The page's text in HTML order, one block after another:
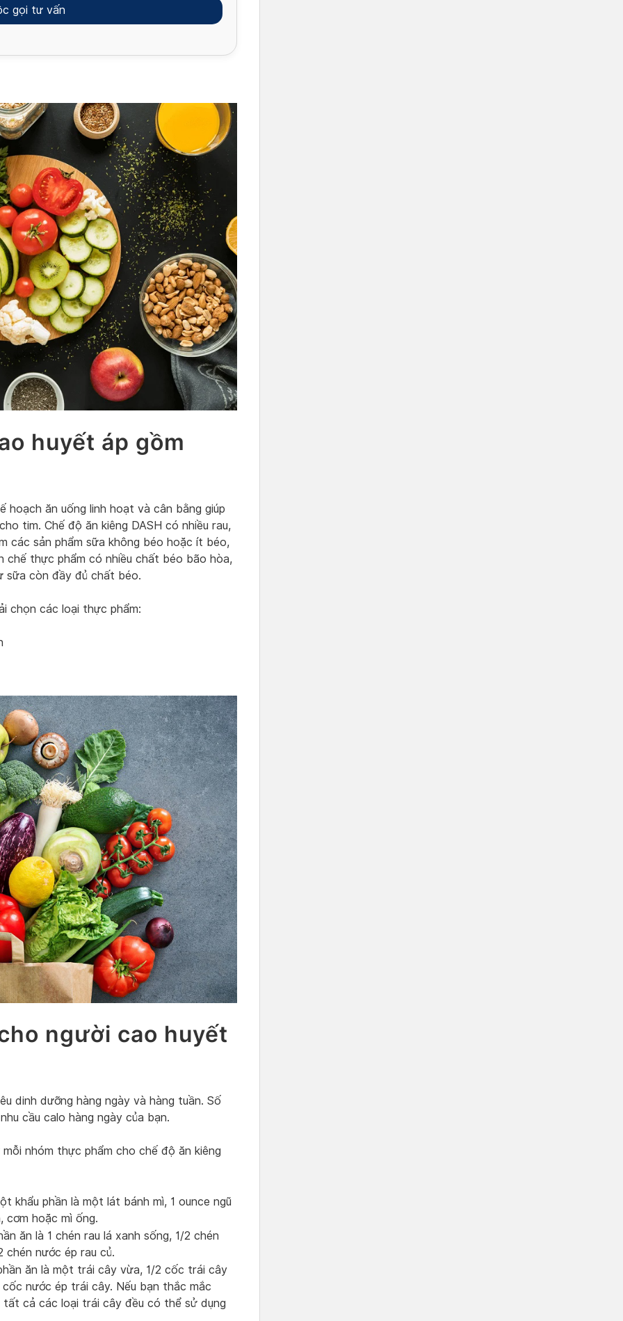
huyết áp gồm
hoạch ăn uống linh hoạt và cân bằng giúp
tim. Chế độ ăn kiêng DASH có nhiều rau,
các sản phẩm sữa không béo hoặc ít béo,
chế thực phẩm có nhiều chất béo bão hòa,
sữa còn đầy đủ chất béo.
chọn các loại thực phẩm:
người cao huyết
dinh dưỡng hàng ngày và hàng tuần. Số
cầu calo hàng ngày của bạn.
nhóm thực phẩm cho chế độ ăn kiêng
khẩu phần là một lát bánh mì, 1 ounce ngũ
cơm hoặc mì ống.
ăn là 1 chén rau lá xanh sống, 1/2 chén
chén nước ép rau củ.
ăn là một trái cây vừa, 1/2 cốc trái cây
nước ép trái cây. Nếu bạn thắc mắc
cả các loại trái cây đều có thể sử dụng